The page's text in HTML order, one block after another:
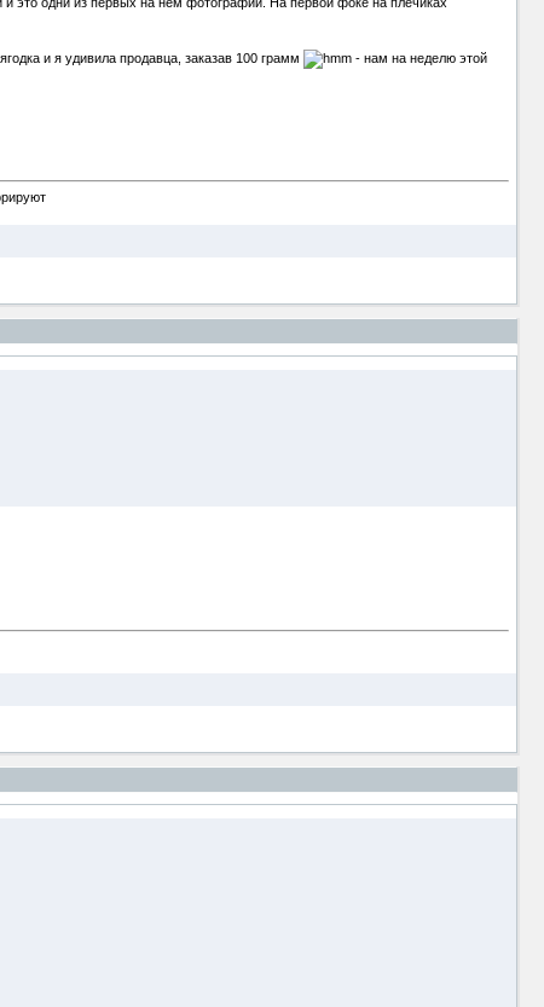
и я удивила продавца, заказав 100 грамм
- нам на неделю этой